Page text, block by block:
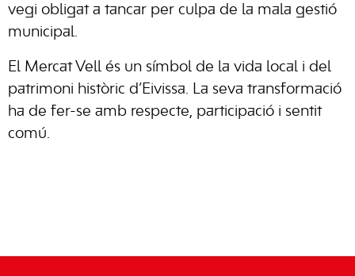
vegi obligat a tancar per culpa de la mala gestió
municipal.
El Mercat Vell és un símbol de la vida local i del
patrimoni històric d’Eivissa. La seva transformació
ha de fer-se amb respecte, participació i sentit
comú.